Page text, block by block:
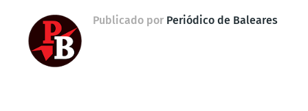
Publicado por Periódico de Baleares